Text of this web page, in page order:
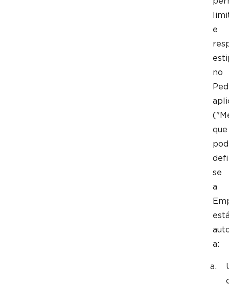
e
no
que
se
a
a: